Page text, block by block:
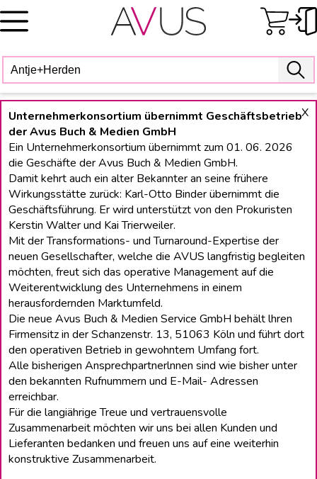
Skip
to
X
Unternehmerkonsortium übernimmt Geschäftsbetrieb
der Avus Buch & Medien GmbH
Ein Unternehmerkonsortium übernimmt zum 01. 06. 2026
die Geschäfte der Avus Buch & Medien GmbH.
Damit kehrt auch ein alter Bekannter an seine frühere
Wirkungsstätte zurück: Karl-Otto Binder übernimmt die
Geschäftsführung. Er wird unterstützt von den Prokuristen
Kerstin Walter und Kai Trierweiler.
Mit der Transformations- und Turnaround-Expertise der
neuen Gesellschafter, welche die AVUS langfristig begleiten
möchten, freut sich das operative Management auf die
Weiterentwicklung des Unternehmens in einem
herausfordernden Marktumfeld.
Die neue Avus Buch & Medien Service GmbH behält lhren
Firmensitz in der Schanzenstr. 13, 51063 Köln und führt dort
den operativen Betrieb in gewohntem Umfang fort.
Alle bisherigen Ansprechpartnerlnnen sind wie bisher unter
den bekannten Rufnummern und E-Mail- Adressen
erreichbar.
Für die langiährige Treue und vertrauensvolle
Zusammenarbeit möchten wir uns bei allen Kunden und
Lieferanten bedanken und freuen uns auf eine weiterhin
konstruktive Zusammenarbeit.